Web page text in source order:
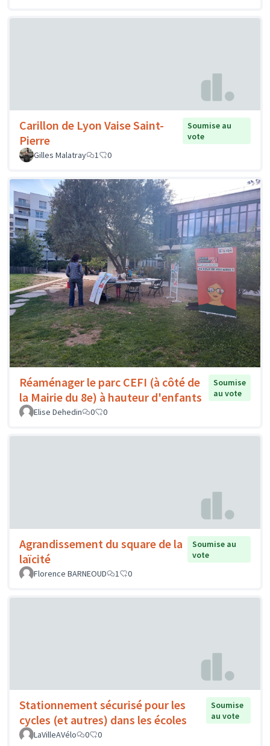
Carillon de Lyon Vaise Saint-
Pierre
Soumise au
vote
Gilles Malatray
1 0
Réaménager le parc CEFI (à côté de
la Mairie du 8e) à hauteur d'enfants
Soumise
au vote
Elise Dehedin
0 0
Agrandissement du square de la
laïcité
Soumise au
vote
Florence BARNEOUD
1 0
Stationnement sécurisé pour les
cycles (et autres) dans les écoles
Soumise
au vote
LaVilleAVélo
0 0